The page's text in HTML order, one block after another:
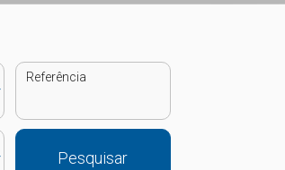
Referência
Pesquisar